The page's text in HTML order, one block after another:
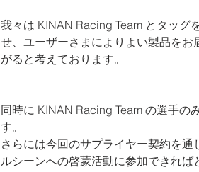
我々は KINAN Racing Team とタッグ
せ、ユーザーさまによりよい製品を
がると考えております。
同時に KINAN Racing Team の選手の
す。
さらには今回のサプライヤー契約を
ルシーンへの啓蒙活動に参加できれば